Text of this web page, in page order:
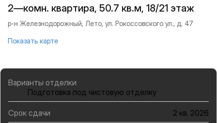
2—комн. квартира, 50.7 кв.м, 18/21 этаж
р-н Железнодорожный, Лето, ул. Рокоссовского ул., д. 47
Показать карте
Варианты отделки
Подготовка под чистовую отделку
Срок сдачи 2 кв. 2026